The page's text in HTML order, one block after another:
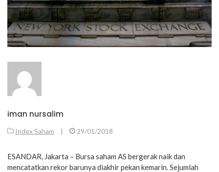
iman nursalim
Index Saham | 29/01/2018
ESANDAR, Jakarta – Bursa saham AS bergerak naik dan
mencatatkan rekor barunya diakhir pekan kemarin. Sejumlah